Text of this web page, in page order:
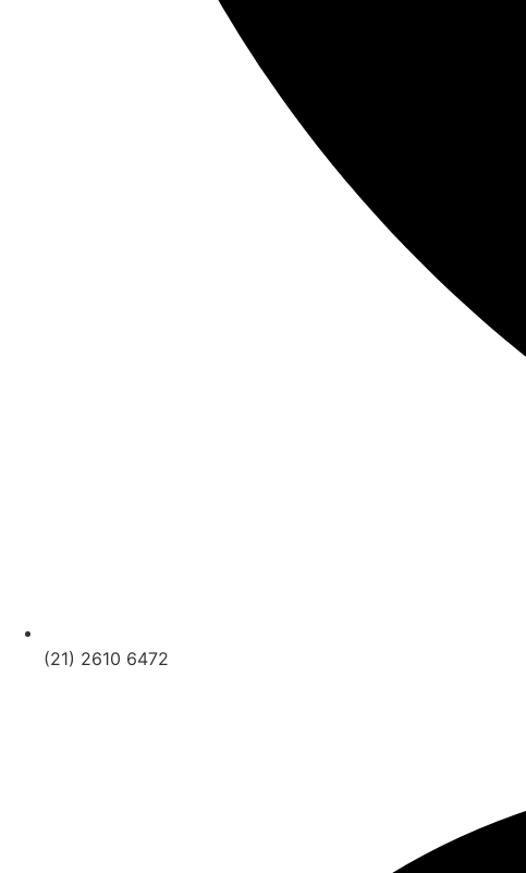
(21) 2610 6472